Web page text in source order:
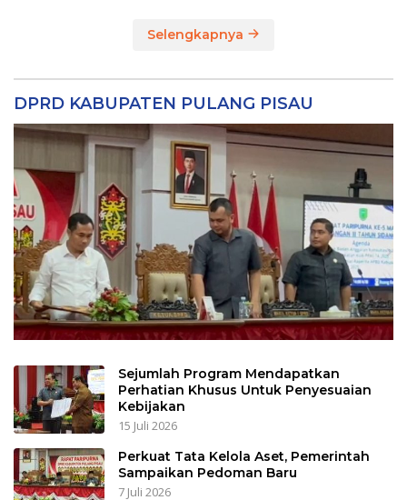
Selengkapnya
DPRD KABUPATEN PULANG PISAU
Sejumlah Program Mendapatkan
Perhatian Khusus Untuk Penyesuaian
Kebijakan
15 Juli 2026
Perkuat Tata Kelola Aset, Pemerintah
Sampaikan Pedoman Baru
7 Juli 2026